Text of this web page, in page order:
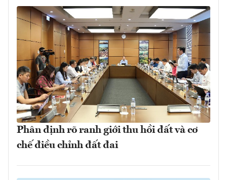
Phân định rõ ranh giới thu hồi đất và cơ
chế điều chỉnh đất đai